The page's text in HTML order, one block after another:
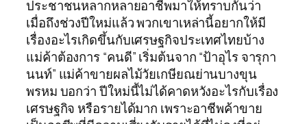
ประชาชนหลากหลายอาชีพมาให้ทราบกันว่า
เมื่อถึงช่วงปีใหม่แล้ว พวกเขาเหล่านี้อยากให้มี
เรื่องอะไรเกิดขึ้นกับเศรษฐกิจประเทศไทยบ้าง
แม่ค้าต้องการ “คนดี” เริ่มต้นจาก “ป้าอุไร จารุกา
นนท์” แม่ค้าขายผลไม้วัยเกษียณย่านบางขุน
พรหม บอกว่า ปีใหม่นี้ไม่ได้คาดหวังอะไรกับเรื่อง
เศรษฐกิจ หรือรายได้มาก เพราะอาชีพค้าขาย